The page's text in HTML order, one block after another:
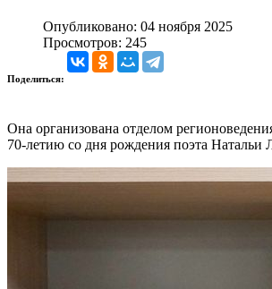
Опубликовано: 04 ноября 2025
Просмотров: 245
Поделиться:
Она организована отделом
70-летию со дня рождения поэта Натальи